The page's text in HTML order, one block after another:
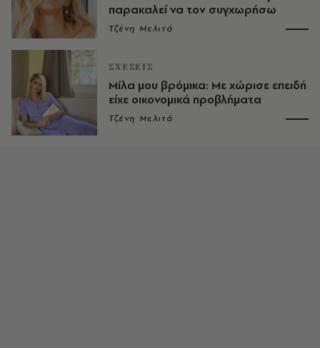
παρακαλεί να τον συγχωρήσω
Τζένη Μελιτά
ΣΧΕΣΕΙΣ
Μίλα μου βρόμικα: Με χώρισε επειδή
είχε οικονομικά προβλήματα
Τζένη Μελιτά